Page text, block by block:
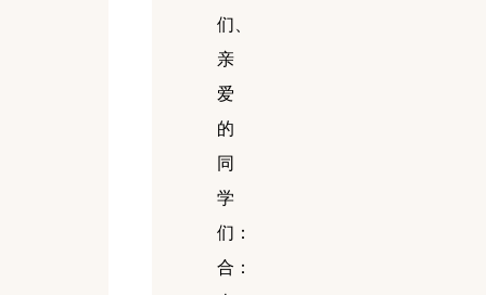
们、
亲
爱
的
同
学
们：
合：